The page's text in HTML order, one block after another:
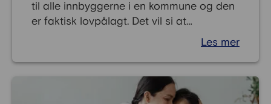
til alle innbyggerne i en kommune og den
er faktisk lovpålagt. Det vil si at
kommunen er nødt til å tilby denne
tjenesten. Du kan også klage på tjenesten
dersom du ikke får tilgang på den, eller
du synes den er utilstrekkelig. En slik
klage sendes til Statsforvalteren i ditt
Les mer